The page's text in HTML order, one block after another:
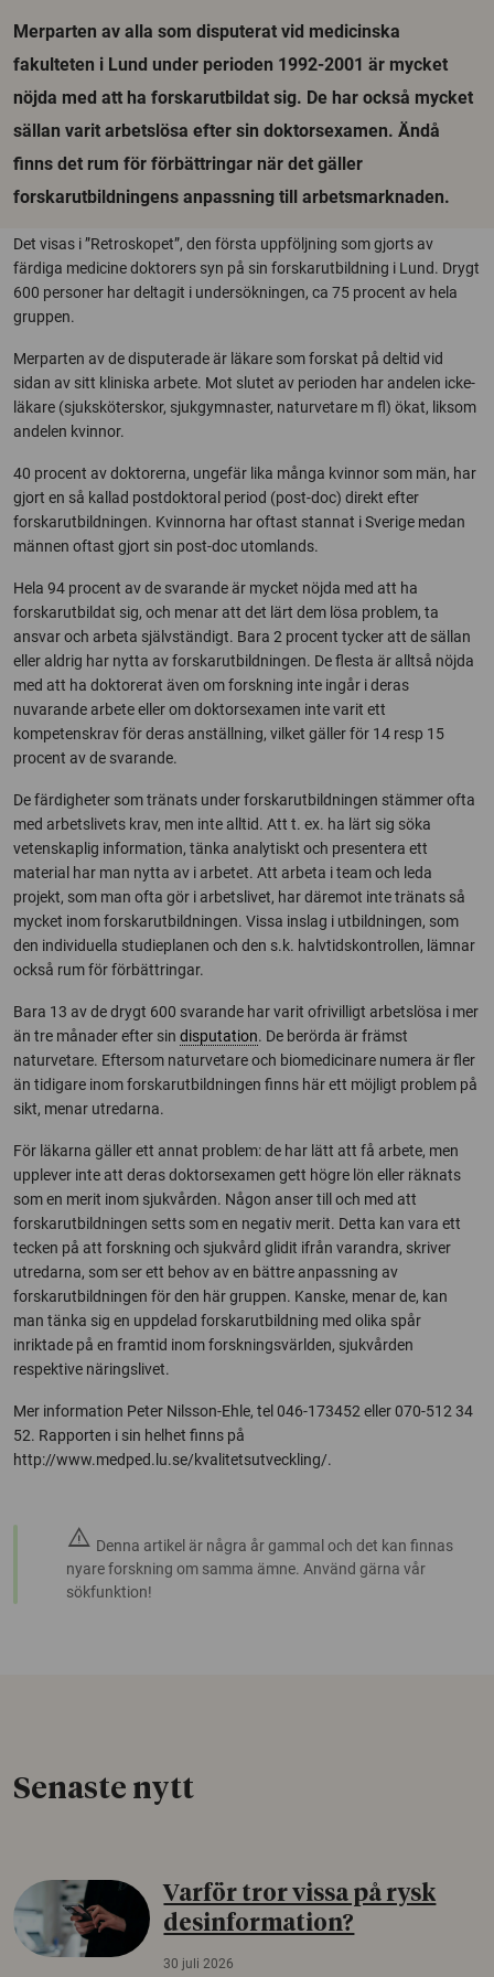
Merparten av alla som disputerat vid medicinska
fakulteten i Lund under perioden 1992-2001 är mycket
nöjda med att ha forskarutbildat sig. De har också mycket
sällan varit arbetslösa efter sin doktorsexamen. Ändå
finns det rum för förbättringar när det gäller
forskarutbildningens anpassning till arbetsmarknaden.
Det visas i ”Retroskopet”, den första uppföljning som gjorts av
färdiga medicine doktorers syn på sin forskarutbildning i Lund. Drygt
600 personer har deltagit i undersökningen, ca 75 procent av hela
gruppen.
Merparten av de disputerade är läkare som forskat på deltid vid
sidan av sitt kliniska arbete. Mot slutet av perioden har andelen icke-
läkare (sjuksköterskor, sjukgymnaster, naturvetare m fl) ökat, liksom
andelen kvinnor.
40 procent av doktorerna, ungefär lika många kvinnor som män, har
gjort en så kallad postdoktoral period (post-doc) direkt efter
forskarutbildningen. Kvinnorna har oftast stannat i Sverige medan
männen oftast gjort sin post-doc utomlands.
Hela 94 procent av de svarande är mycket nöjda med att ha
forskarutbildat sig, och menar att det lärt dem lösa problem, ta
ansvar och arbeta självständigt. Bara 2 procent tycker att de sällan
eller aldrig har nytta av forskarutbildningen. De flesta är alltså nöjda
med att ha doktorerat även om forskning inte ingår i deras
nuvarande arbete eller om doktorsexamen inte varit ett
kompetenskrav för deras anställning, vilket gäller för 14 resp 15
procent av de svarande.
De färdigheter som tränats under forskarutbildningen stämmer ofta
med arbetslivets krav, men inte alltid. Att t. ex. ha lärt sig söka
vetenskaplig information, tänka analytiskt och presentera ett
material har man nytta av i arbetet. Att arbeta i team och leda
projekt, som man ofta gör i arbetslivet, har däremot inte tränats så
mycket inom forskarutbildningen. Vissa inslag i utbildningen, som
den individuella studieplanen och den s.k. halvtidskontrollen, lämnar
också rum för förbättringar.
Bara 13 av de drygt 600 svarande har varit ofrivilligt arbetslösa i mer
än tre månader efter sin disputation. De berörda är främst
naturvetare. Eftersom naturvetare och biomedicinare numera är fler
än tidigare inom forskarutbildningen finns här ett möjligt problem på
sikt, menar utredarna.
För läkarna gäller ett annat problem: de har lätt att få arbete, men
upplever inte att deras doktorsexamen gett högre lön eller räknats
som en merit inom sjukvården. Någon anser till och med att
forskarutbildningen setts som en negativ merit. Detta kan vara ett
tecken på att forskning och sjukvård glidit ifrån varandra, skriver
utredarna, som ser ett behov av en bättre anpassning av
forskarutbildningen för den här gruppen. Kanske, menar de, kan
man tänka sig en uppdelad forskarutbildning med olika spår
inriktade på en framtid inom forskningsvärlden, sjukvården
respektive näringslivet.
Mer information Peter Nilsson-Ehle, tel 046-173452 eller 070-512 34
52. Rapporten i sin helhet finns på
http://www.medped.lu.se/kvalitetsutveckling/.
warning Denna artikel är några år gammal och det kan finnas
nyare forskning om samma ämne. Använd gärna vår
sökfunktion!
Senaste nytt
Varför tror vissa på rysk
desinformation?
30 juli 2026